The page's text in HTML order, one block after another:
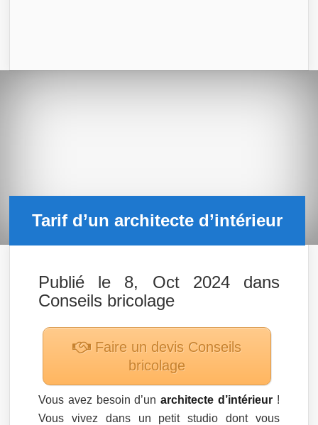
Tarif d’un architecte d’intérieur
Publié le 8, Oct 2024 dans
Conseils bricolage
Faire un devis Conseils
bricolage
Vous avez besoin d’unarchitecte d’intérieur!
Vous vivez dans un petit studio dont vous